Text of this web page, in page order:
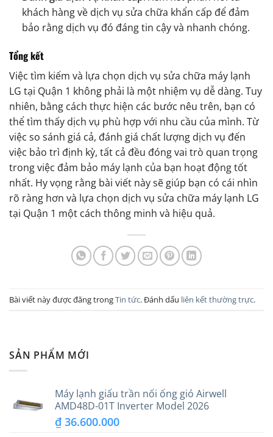
khách hàng về dịch vụ sửa chữa khẩn cấp để đảm
bảo rằng dịch vụ đó đáng tin cậy và nhanh chóng.
Tổng kết
Việc tìm kiếm và lựa chọn dịch vụ sửa chữa máy lạnh
LG tại Quận 1 không phải là một nhiệm vụ dễ dàng. Tuy
nhiên, bằng cách thực hiện các bước nêu trên, bạn có
thể tìm thấy dịch vụ phù hợp với nhu cầu của mình. Từ
việc so sánh giá cả, đánh giá chất lượng dịch vụ đến
việc bảo trì định kỳ, tất cả đều đóng vai trò quan trọng
trong việc đảm bảo máy lạnh của bạn hoạt động tốt
nhất. Hy vọng rằng bài viết này sẽ giúp bạn có cái nhìn
rõ ràng hơn và lựa chọn dịch vụ sửa chữa máy lạnh LG
tại Quận 1 một cách thông minh và hiệu quả.
Bài viết này được đăng trongTin tức. Đánh dấu liên kết thường trực.
SẢN PHẨM MỚI
Máy lạnh giấu trần nối ống gió Airwell
AMD48D-01T Inverter Model 2026
₫ 36.600.000